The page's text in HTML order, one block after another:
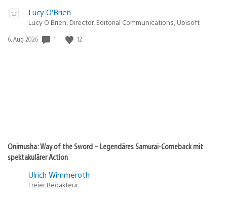
Lucy O’Brien
Lucy O’Brien, Director, Editorial Communications, Ubisoft
Veröffentlichungsdatum:
6. Aug 2026 1 12
Onimusha: Way of the Sword – Legendäres Samurai-Comeback mit
spektakulärer Action
Ulrich Wimmeroth
Freier Redakteur